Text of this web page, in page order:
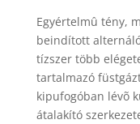
Egyértelmû tény,
beindított
tízszer több
tartalmazó
kipufogóban lévõ
átalakító